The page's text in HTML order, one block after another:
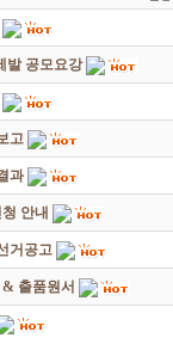
발 공모요강
고
과
안내
거공고
출품원서